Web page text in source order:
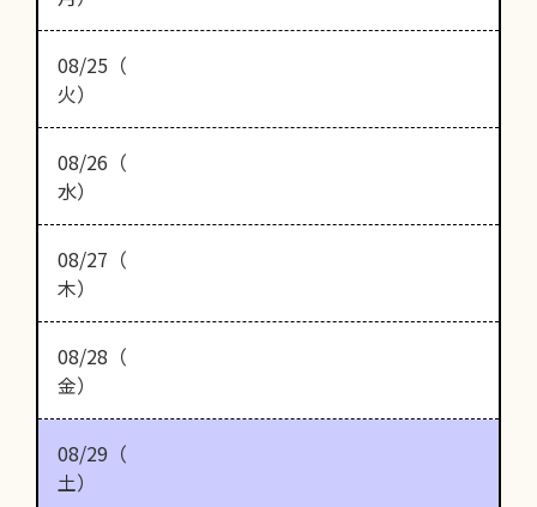
08/25（
火）
08/26（
水）
08/27（
木）
08/28（
金）
08/29（
土）